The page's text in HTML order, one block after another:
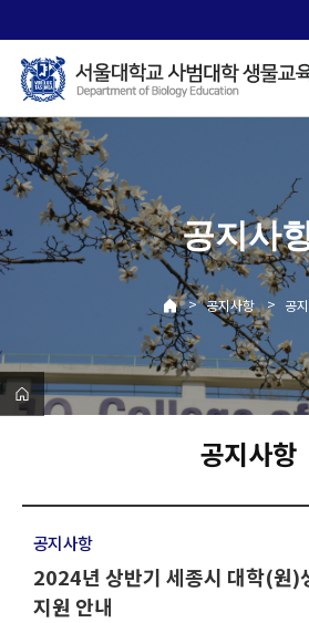
로
메
뉴
공지사
> 공지사항 > 공
공지사항
공지사항
2024년 상반기 세종시 대학(원)
지원 안내